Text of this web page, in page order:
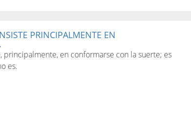
PRINCIPALMENTE EN
principalmente, en conformarse con la suerte; es
es.